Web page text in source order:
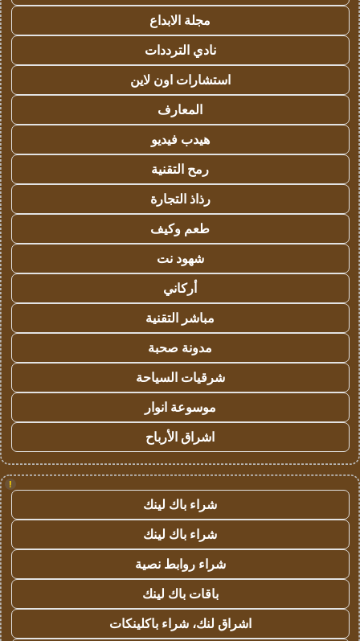
مجلة الابداع
نادي الترددات
استشارات اون لاين
المعارف
هيدب فيديو
رمح التقنية
رذاذ التجارة
طعم وكيف
شهود نت
أركاني
مباشر التقنية
مدونة صحبة
شرقيات السياحة
موسوعة انوار
اشراق الأرباح
!
شراء باك لينك
شراء باك لينك
شراء روابط نصية
باقات باك لينك
اشراق لنك، شراء باكلينكات